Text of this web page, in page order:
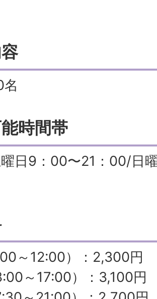
時間帯
日9：00〜21：00/日
～12:00）：2,300円
～17:00）：3,100円